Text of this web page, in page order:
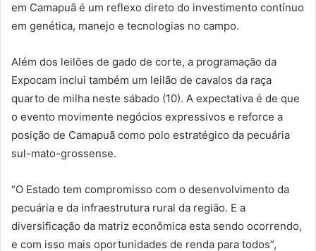
em Camapuã é um reflexo direto do investimento contínuo
em genética, manejo e tecnologias no campo.
Além dos leilões de gado de corte, a programação da
Expocam inclui também um leilão de cavalos da raça
quarto de milha neste sábado (10). A expectativa é de que
o evento movimente negócios expressivos e reforce a
posição de Camapuã como polo estratégico da pecuária
sul-mato-grossense.
“O Estado tem compromisso com o desenvolvimento da
pecuária e da infraestrutura rural da região. E a
diversificação da matriz econômica esta sendo ocorrendo,
e com isso mais oportunidades de renda para todos”,